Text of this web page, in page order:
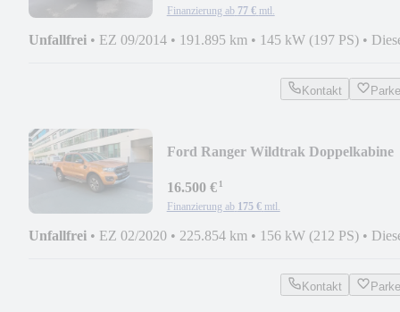
Finanzierung ab 77 € mtl.
Unfallfrei • EZ 09/2014 • 191.895 km • 145 kW (197 PS) •
Kontakt
Ford Ranger Wildtrak Doppelkabine
16.500 €¹
Finanzierung ab 175 € mtl.
Unfallfrei • EZ 02/2020 • 225.854 km • 156 kW (212 PS) •
Kontakt